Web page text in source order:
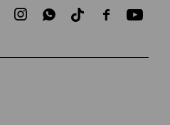

 